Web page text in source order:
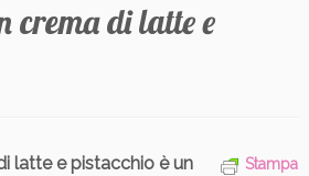
crema di latte e
Stampa
latte e pistacchio è un